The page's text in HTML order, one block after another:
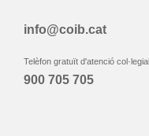
info@coib.cat
Telèfon gratuït d'atenció
900 705 705